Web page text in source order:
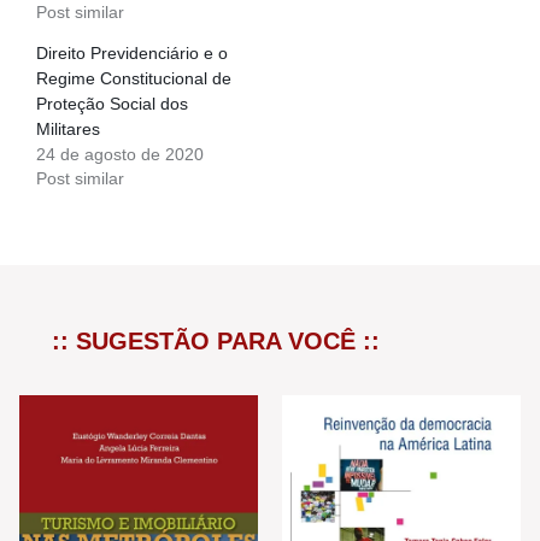
Post similar
Direito Previdenciário e o
Regime Constitucional de
Proteção Social dos
Militares
24 de agosto de 2020
Post similar
:: SUGESTÃO PARA VOCÊ ::